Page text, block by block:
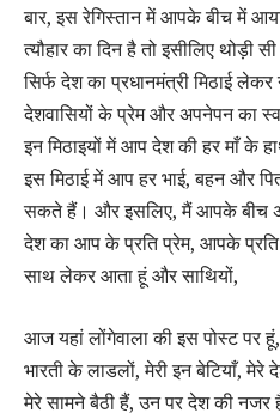
बार, इस रेगिस्‍तान में आपके बीच में
त्‍यौहार का दिन है तो इसीलिए
सिर्फ देश का प्रधानमंत्री मिठाई
देशवासियों के प्रेम और अपनेपन का
इन मिठाइयों में आप देश की हर माँ के
इस मिठाई में आप हर भाई, बहन और
सकते हैं। और इसलिए, मैं आपके बीच
देश का आप के प्रति प्रेम, आपके
साथ लेकर आता हूं और साथियों,
आज यहां लोंगेवाला की इस पोस्ट पर
भारती के लाडलों, मेरी इन बेटियाँ, मेरे
मेरे सामने बैठी हैं, उन पर देश की